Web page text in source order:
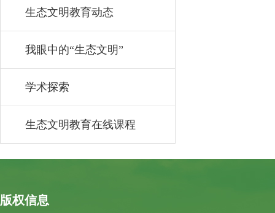
生态文明教育动态
我眼中的“生态文明”
学术探索
生态文明教育在线课程
版权信息